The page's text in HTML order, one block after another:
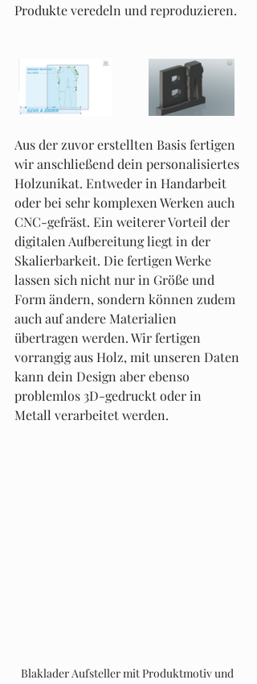
Produkte veredeln und reproduzieren.
Aus der zuvor erstellten Basis fertigen
wir anschließend dein personalisiertes
Holzunikat. Entweder in Handarbeit
oder bei sehr komplexen Werken auch
CNC-gefräst. Ein weiterer Vorteil der
digitalen Aufbereitung liegt in der
Skalierbarkeit. Die fertigen Werke
lassen sich nicht nur in Größe und
Form ändern, sondern können zudem
auch auf andere Materialien
übertragen werden. Wir fertigen
vorrangig aus Holz, mit unseren Daten
kann dein Design aber ebenso
problemlos 3D-gedruckt oder in
Metall verarbeitet werden.
Blaklader Aufsteller mit Produktmotiv und